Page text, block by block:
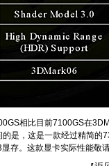
相比目前7100GS在
是，这是一款经过精简
存。这款显卡实际性能敬